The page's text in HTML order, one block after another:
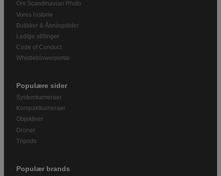
Om Scandinavian Photo
Vores historie
Butikker & Åbningstider
Ledige stillinger
Code of Conduct
Whistleblowerportal
Populære sider
Systemkameraer
Kompaktkameraer
Objektiver
Droner
Tripods
Populær brands